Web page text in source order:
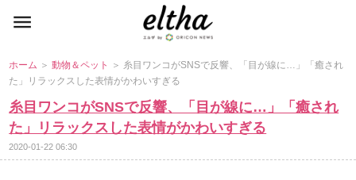
ホーム ＞動物＆ペット
＞ 糸目ワンコがSNSで反響、「目が線に…」「癒され
た」リラックスした表情がかわいすぎる
糸目ワンコがSNSで反響、「目が線に…」「癒され
た」リラックスした表情がかわいすぎる
2020-01-22 06:30